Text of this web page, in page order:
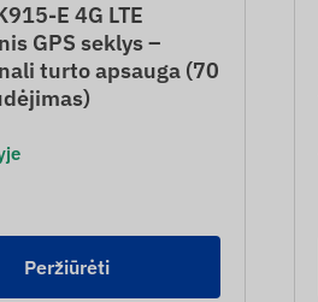
E 4G LTE
GPS seklys –
turto apsauga (70
Peržiūrėti